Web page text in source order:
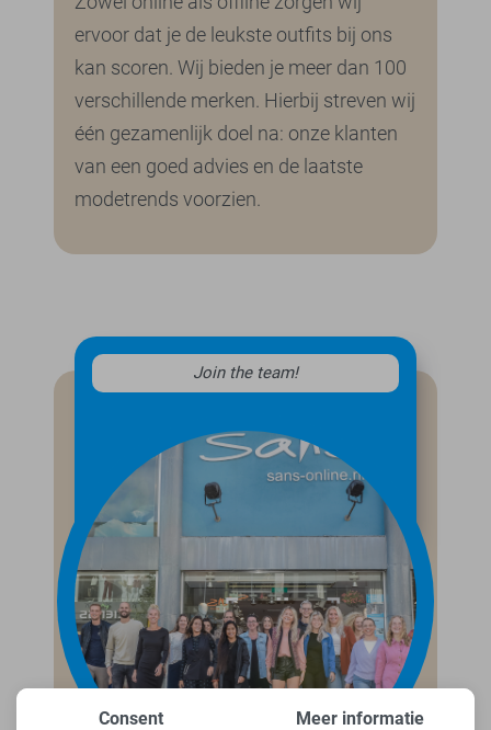
ervoor dat je de leukste outfits bij ons
kan scoren. Wij bieden je meer dan 100
verschillende merken. Hierbij streven wij
één gezamenlijk doel na: onze klanten
van een goed advies en de laatste
modetrends voorzien.
Join the team!
Consent Meer informatie